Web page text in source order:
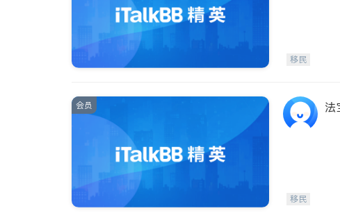
移民
会员 法
移民